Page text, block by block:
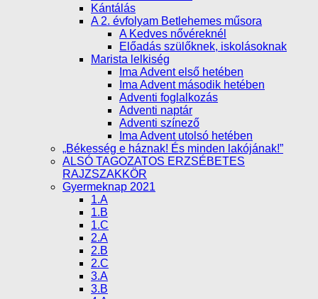
Kántálás
A 2. évfolyam Betlehemes műsora
A Kedves nővéreknél
Előadás szülőknek, iskolásoknak
Marista lelkiség
Ima Advent első hetében
Ima Advent második hetében
Adventi foglalkozás
Adventi naptár
Adventi színező
Ima Advent utolsó hetében
„Békesség e háznak! És minden lakójának!”
ALSÓ TAGOZATOS ERZSÉBETES
RAJZSZAKKÖR
Gyermeknap 2021
1.A
1.B
1.C
2.A
2.B
2.C
3.A
3.B